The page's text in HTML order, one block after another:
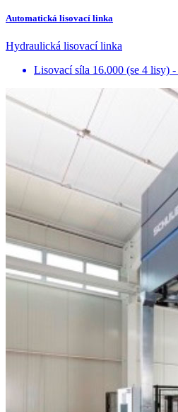
Automatická lisovací linka
Hydraulická lisovací linka
Lisovací síla 16.000 (se 4 lisy)